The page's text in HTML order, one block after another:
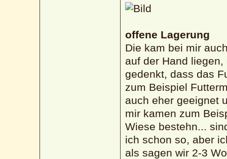
offene Lagerung
Die kam bei mir
auf der Hand
gedenkt, dass das
zum Beispiel
auch eher geeignet
mir kamen zum
Wiese bestehn...
ich schon so, aber
als sagen wir 2-3